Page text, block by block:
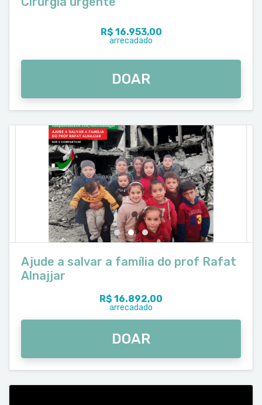
R$ 16.953,00
arrecadado
DOAR
Ajude a salvar a família do prof Rafat
Alnajjar
R$ 16.892,00
arrecadado
DOAR